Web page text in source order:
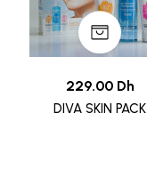
229.00 Dh
DIVA SKIN PACK